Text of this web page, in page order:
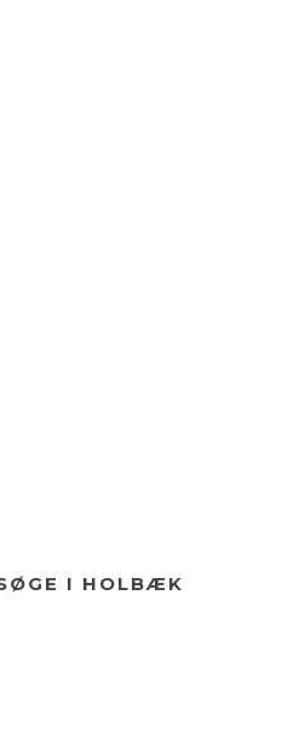
I HOLBÆK